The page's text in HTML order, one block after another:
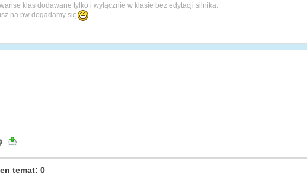
klas dodawane tylko i wyłącznie w klasie bez edytacji silnika.
na pw dogadamy się
temat: 0